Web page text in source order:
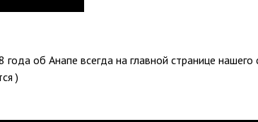
об Анапе всегда на главной странице нашего
)